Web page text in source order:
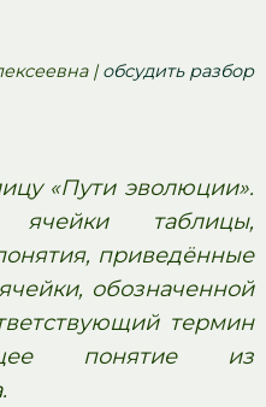
|обсудить разбор
«Пути эволюции».
ячейки таблицы,
приведённые
обозначенной
термин
понятие из